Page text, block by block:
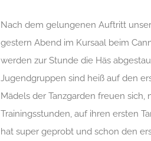
Nach dem gelungenen Auftritt
gestern Abend im Kursaal beim
werden zur Stunde die Häs
Jugendgruppen sind heiß auf den
Mädels der Tanzgarden freuen sich,
Trainingsstunden, auf ihren ersten
hat super geprobt und schon den